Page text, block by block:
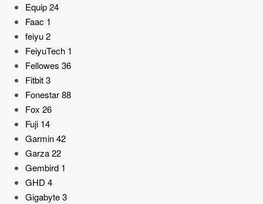
Equip24
Faac 1
feiyu2
FeiyuTech 1
Fellowes 36
Fitbit3
Fonestar88
Fox 26
Fuji 14
Garmin42
Garza22
Gembird 1
GHD 4
Gigabyte3